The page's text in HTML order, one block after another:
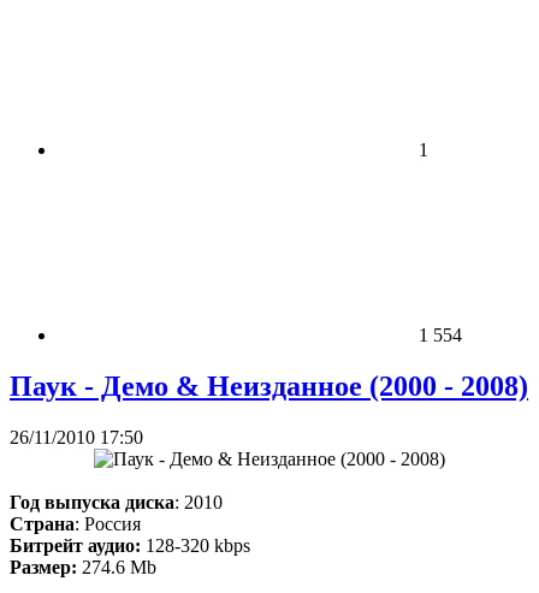
1
1 554
Паук - Демо & Неизданное (2000 - 2008)
26/11/2010 17:50
Год выпуска диска: 2010
Страна: Россия
Битрейт аудио: 128-320 kbps
Размер: 274.6 Mb